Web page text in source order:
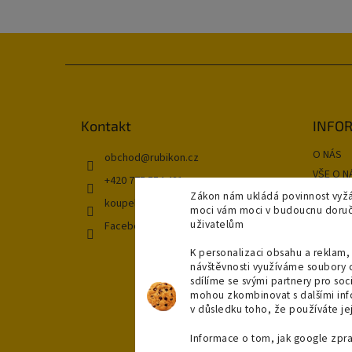
Zákon nám ukládá povinnost
moci vám moci v budoucnu
uživatelům
K personalizaci obsahu a
návštěvnosti využíváme
sdílíme se svými partnery pro
mohou zkombinovat s dalšími
v důsledku toho, že používáte
Informace o tom, jak google
Kontakt
obchod@rubikon.cz
+420 775 554 421
Facebook
koupelnyvsuchu
O NÁS
VŠE O
GDPR
NAŠE
Moja